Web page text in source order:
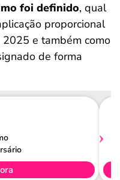
foi definido, qual
proporcional
e também como
de forma